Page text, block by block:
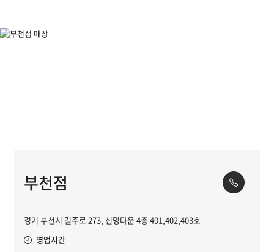
부천점
경기 부천시 길주로 273, 신명타운 4층 401,402,403호
영업시간